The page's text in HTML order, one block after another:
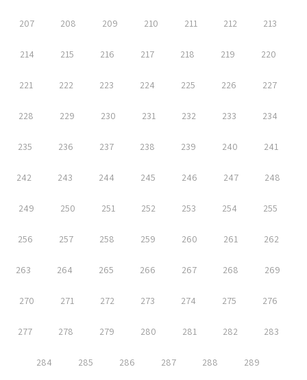
207 208 209 210 211 212 213
214 215 216 217 218 219 220
221 222 223 224 225 226 227
228 229 230 231 232 233 234
235 236 237 238 239 240 241
242 243 244 245 246 247 248
249 250 251 252 253 254 255
256 257 258 259 260 261 262
263 264 265 266 267 268 269
270 271 272 273 274 275 276
277 278 279 280 281 282 283
284 285 286 287 288 289